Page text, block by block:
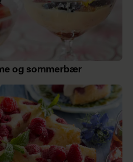
og sommerbær